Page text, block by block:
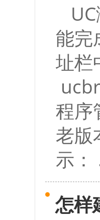
能完
址
程序
老版
示：
怎样